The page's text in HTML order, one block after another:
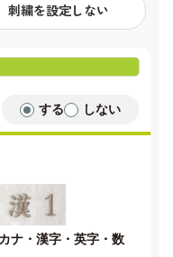
刺繍を設定しない
する しない
ナ・漢字・英字・数